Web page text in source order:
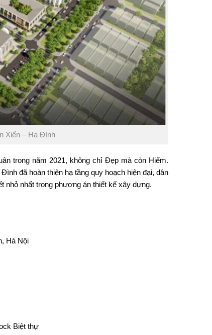
Xiển – Hạ Đình
trong năm 2021, không chỉ Đẹp mà còn Hiếm.
đã hoàn thiện hạ tầng quy hoạch hiện đại, dân
nhất trong phương án thiết kế xây dựng.
Hà Nội
Biệt thự